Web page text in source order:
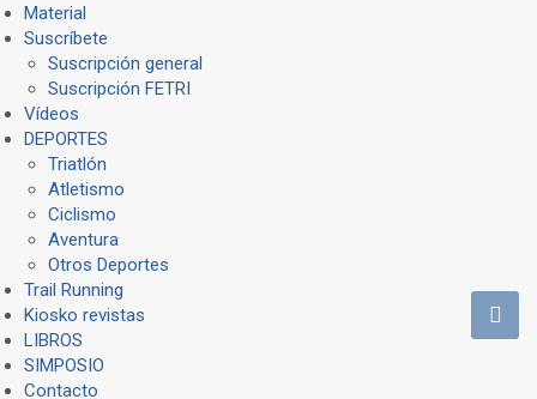
Material
Suscríbete
Suscripción general
Suscripción FETRI
Vídeos
DEPORTES
Triatlón
Atletismo
Ciclismo
Aventura
Otros Deportes
Trail Running
Kiosko revistas
LIBROS
SIMPOSIO
Contacto